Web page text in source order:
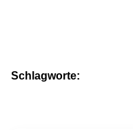
Schlagworte: